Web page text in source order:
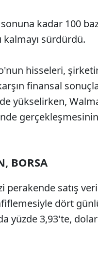
kadar 100
sürdürdü.
hisseleri,
finansal
yükselirken,
BORSA
perakende satış
dört
yüzde 3,93'te,